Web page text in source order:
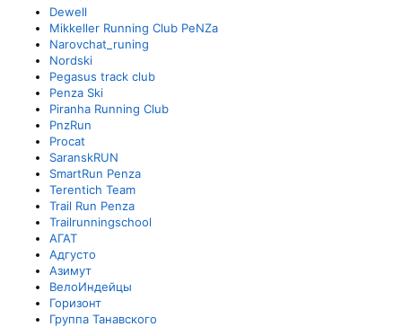
Dewell
Mikkeller Running Club PeNZa
Narovchat_runing
Nordski
Pegasus track club
Penza Ski
Piranha Running Club
PnzRun
Procat
SaranskRUN
SmartRun Penza
Terentich Team
Trail Run Penza
Trailrunningschool
АГАТ
Адгусто
Азимут
ВелоИндейцы
Горизонт
Группа Танавского